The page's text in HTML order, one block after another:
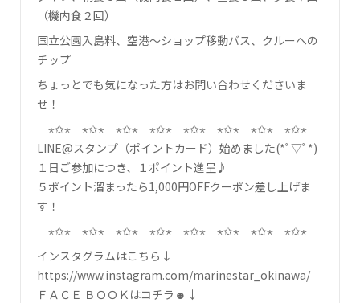
（機内食２回）
国立公園入島料、空港～ショップ移動バス、クルーへの
チップ
ちょっとでも気になった方はお問い合わせくださいま
せ！
―⋆✩⋆―⋆✩⋆―⋆✩⋆―⋆✩⋆―⋆✩⋆―⋆✩⋆―⋆✩⋆―⋆✩⋆―
LINE@スタンプ（ポイントカード）始めました(*ﾟ▽ﾟ*)
１日ご参加につき、１ポイント進呈♪
５ポイント溜まったら1,000円OFFクーポン差し上げま
す！
―⋆✩⋆―⋆✩⋆―⋆✩⋆―⋆✩⋆―⋆✩⋆―⋆✩⋆―⋆✩⋆―⋆✩⋆―
インスタグラムはこちら↓
https://www.instagram.com/marinestar_okinawa/
ＦＡＣＥ ＢＯＯＫはコチラ☻↓